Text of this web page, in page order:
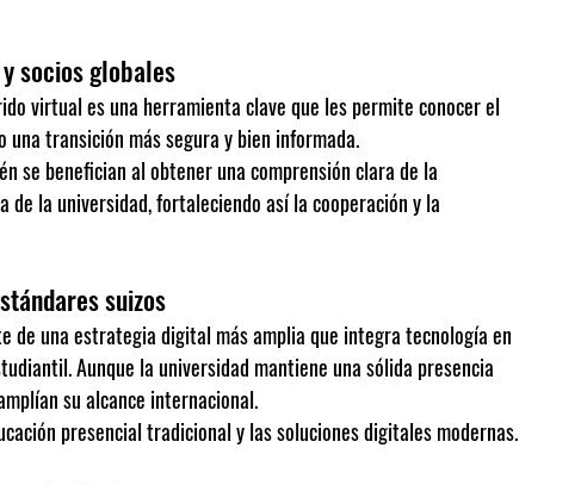
socios globales
virtual es una herramienta clave que les permite conocer el
transición más segura y bien informada.
se benefician al obtener una comprensión clara de la
la universidad, fortaleciendo así la cooperación y la
suizos
de una estrategia digital más amplia que integra tecnología en
Aunque la universidad mantiene una sólida presencia
su alcance internacional.
presencial tradicional y las soluciones digitales modernas.